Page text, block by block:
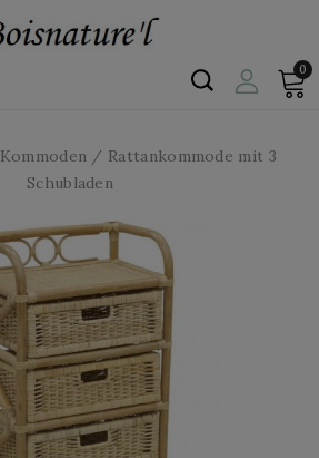
0
Kommoden
Rattankommode mit 3
Schubladen